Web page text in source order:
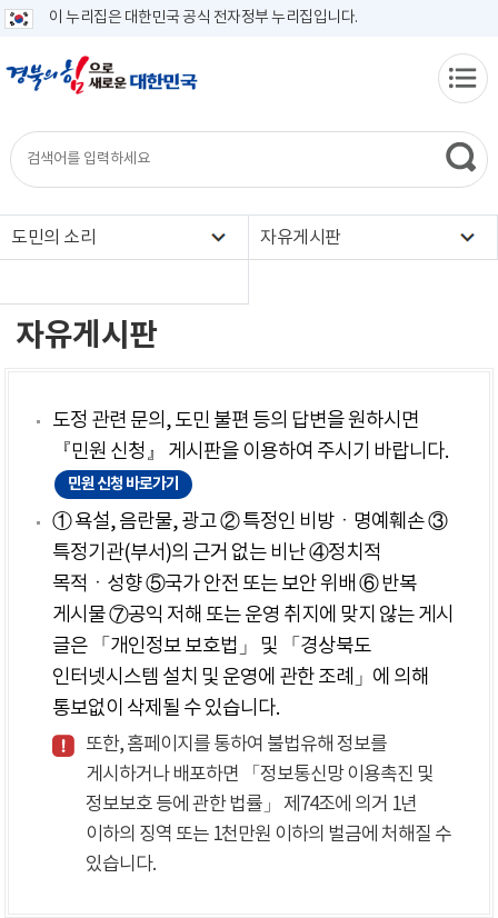
이 누리집은 대한민국 공식 전자정부 누리집입니다.
도민의 소리 자유게시판
자유게시판
도정 관련 문의, 도민 불편 등의 답변을 원하시면
『민원 신청』 게시판을 이용하여 주시기 바랍니다.
민원 신청 바로가기
① 욕설, 음란물, 광고 ② 특정인 비방ㆍ명예훼손 ③
특정기관(부서)의 근거 없는 비난 ④정치적
목적ㆍ성향 ⑤국가 안전 또는 보안 위배 ⑥ 반복
게시물 ⑦공익 저해 또는 운영 취지에 맞지 않는 게시
글은 「개인정보 보호법」 및 「경상북도
인터넷시스템 설치 및 운영에 관한 조례」에 의해
통보없이 삭제될 수 있습니다.
또한, 홈페이지를 통하여 불법유해 정보를
게시하거나 배포하면 「정보통신망 이용촉진 및
정보보호 등에 관한 법률」 제74조에 의거 1년
이하의 징역 또는 1천만원 이하의 벌금에 처해질 수
있습니다.